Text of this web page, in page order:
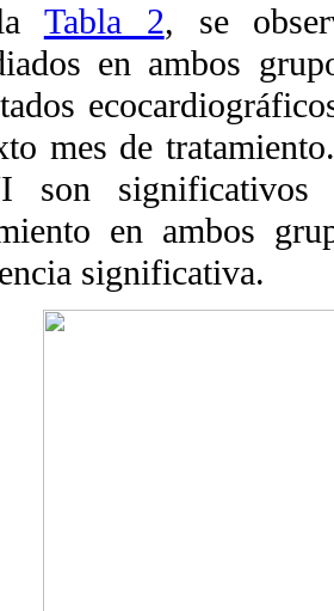
Tabla 2, se
en ambos
mes de
son
en ambos
significativa.